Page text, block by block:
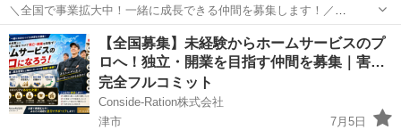
＼全国で事業拡大中！一緒に成長できる仲間を募集します！／
Conside-Ration株式会社では、住まいに関するホームサービス事業を
全国で展開しています。 現在、事業拡大に伴い、業務委託スタッフ・
将来独立を目指...
三重 四日市市 その他 スタッフ
【全国募集】未経験からホームサービスのプ
ロへ！独立・開業を目指す仲間を募集｜害…
完全フルコミット
Conside-Ration株式会社
津市
7月5日